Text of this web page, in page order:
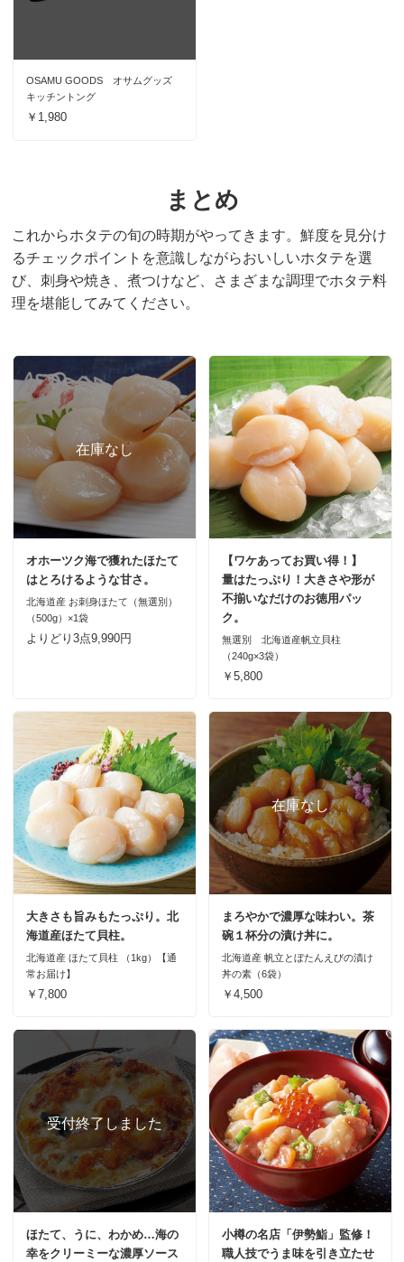
OSAMU GOODS オサムグッズ
キッチントング
￥1,980
まとめ
これからホタテの旬の時期がやってきます。鮮度を見分け
るチェックポイントを意識しながらおいしいホタテを選
び、刺身や焼き、煮つけなど、さまざまな調理でホタテ料
理を堪能してみてください。
オホーツク海で獲れたほたて
はとろけるような甘さ。
北海道産 お刺身ほたて（無選別）
（500g）×1袋
よりどり3点9,990円
【ワケあってお買い得！】
量はたっぷり！大きさや形が
不揃いなだけのお徳用パッ
ク。
無選別 北海道産帆立貝柱
（240g×3袋）
￥5,800
大きさも旨みもたっぷり。北
海道産ほたて貝柱。
北海道産 ほたて貝柱 （1kg）【通
常お届け】
￥7,800
まろやかで濃厚な味わい。茶
碗１杯分の漬け丼に。
北海道産 帆立とぼたんえびの漬け
丼の素（6袋）
￥4,500
ほたて、うに、わかめ…海の
幸をクリーミーな濃厚ソース
小樽の名店「伊勢鮨」監修！
職人技でうま味を引き立たせ